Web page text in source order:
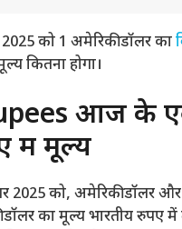
को 1 अमेरिकी डॉलर का
कितना होगा।
आज के
में मूल्य
को, अमेरिकी डॉलर और
का मूल्य भारतीय रुपए में